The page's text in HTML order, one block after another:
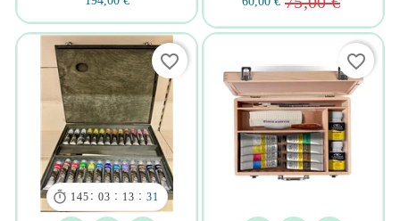
 145 : 03 : 13 : 30
favorite_border favorite_border